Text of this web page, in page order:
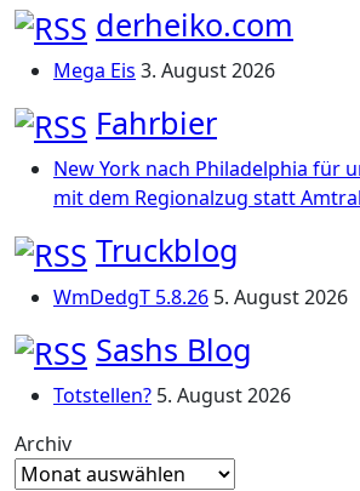
derheiko.com
Mega Eis 3. August 2026
Fahrbier
New York nach Philadelphia für
mit dem Regionalzug statt
Truckblog
WmDedgT 5.8.26 5. August 2026
Sashs Blog
Totstellen? 5. August 2026
Archiv